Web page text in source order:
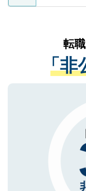
ているすべ
は、個人情
管理基準を
る、プライ
で、機密保
かがいして
経験をまじ
させていた
ない方には
ので、まず
転
「